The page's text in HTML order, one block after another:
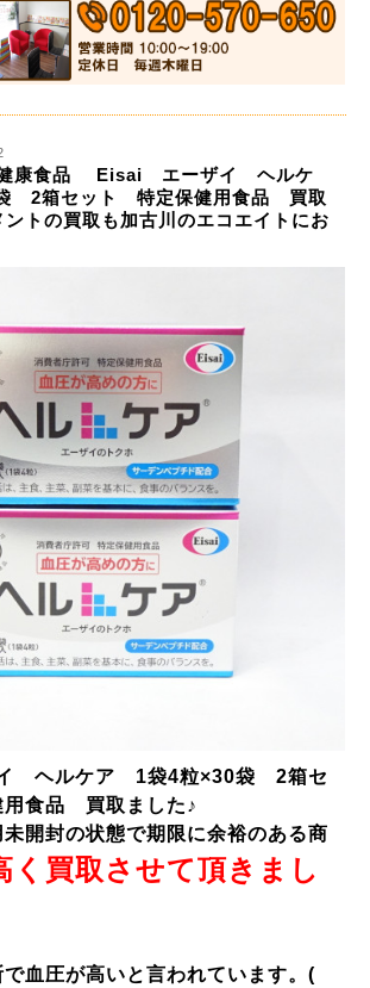
康食品 Eisai エーザイ ヘルケ
2箱セット 特定保健用食品 買取
ントの買取も加古川のエコエイトにお
ヘルケア 1袋4粒×30袋 2箱セ
食品 買取ました♪
未開封の状態で期限に余裕のある商
く買取させて頂きまし
血圧が高いと言われています。(